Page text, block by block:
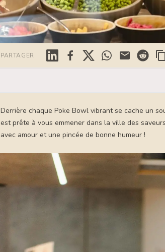
PARTAGER LinkedinFacebook
X WhatsApp
Mail Reddit
Derrière chaque Poke Bowl vibrant se cache un
est prête à vous emmener dans la ville des
avec amour et une pincée de bonne humeur !